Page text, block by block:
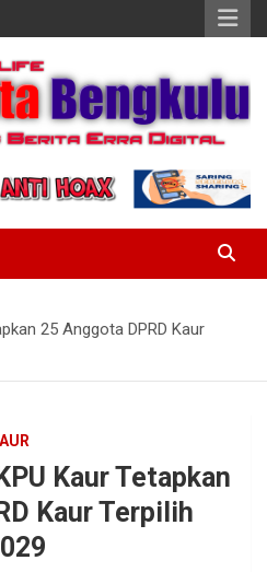
25 Anggota DPRD Kaur
Kaur Tetapkan
Kaur Terpilih